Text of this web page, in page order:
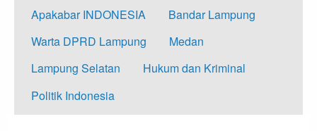
Apakabar INDONESIA
Bandar Lampung
Warta DPRD Lampung
Medan
Lampung Selatan
Hukum dan Kriminal
Politik Indonesia